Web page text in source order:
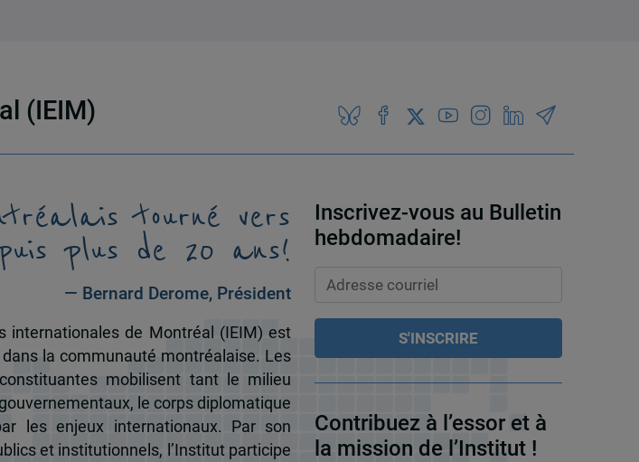
(IEIM)
tourné vers
plus de 20 ans!
— Bernard Derome, Président
internationales de Montréal (IEIM) est
dans la communauté montréalaise. Les
mobilisent tant le milieu
le corps diplomatique
les enjeux internationaux. Par son
et institutionnels, l’Institut participe
Inscrivez-vous au Bulletin
hebdomadaire!
Contribuez à l’essor et à
la mission de l’Institut !